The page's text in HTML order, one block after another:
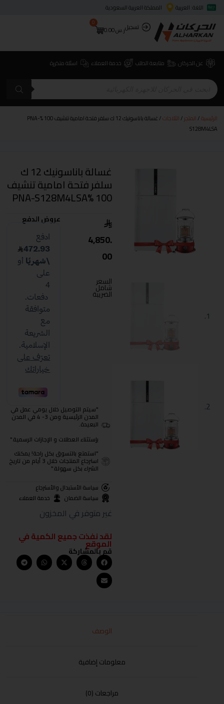
اللغة: العربية
المملكة العربية السعودية
تسجيلر.س0.00
0
عن الحركان متابعة الطلب خدمة العملاء اسئلة متكررة
الرئيسية/المتجر/الثلاجات
/ غسالة باناسونيك 12 ك سلفر فتحة امامية تنشيف 100 %PNA-
S128M4LSA
غسالة باناسونيك 12 ك
سلفر فتحة امامية تنشيف
100 %PNA-S128M4LSA
4,850.
00
السعر
شامل
الضريبة
عروض الدفع
"سيتم التوصيل خلال يومي عمل في
المدن الرئيسية ومن 3- 4 في المدن
البعيدة.
بإستثناء العطلات و الإجازات الرسمية."
"استمتع بالتسوق بكل راحة! يمكنك
استرجاع المنتجات خلال 3 أيام من تاريخ
الشراء بكل سهولة."
سياسة الأستبدال والأسترجاع
سياسة الضمان
خدمة العملاء
غير متوفر في المخزون
لقد نفذت جميع الكمية في
الموقع
قم بالمشاركة
الوصف
معلومات إضافية
مراجعات (0)